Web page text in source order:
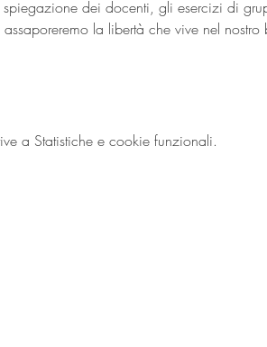
dei docenti, gli esercizi di
la libertà che vive nel nostro
a Statistiche e cookie funzionali.